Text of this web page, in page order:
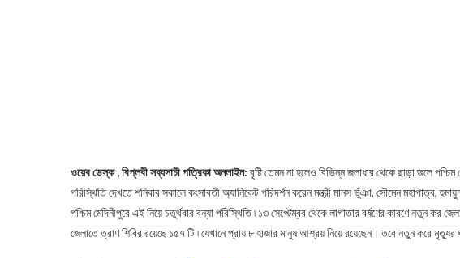
ওয়েব ডেস্ক , বিপ্লবী সব্যসাচী পত্রিকা অনলাইন: বৃষ্টি তেমন না হলেও বিভিন্ন জলাধার থেকে ছাড়া জলে
পরিস্থিতি দেখতে শনিবার সকালে কংসাবতী অ্যানিকেট পরিদর্শন করেন মন্ত্রী মানস ভুঁঞা, সৌমেন মহাপাত্র,
পশ্চিম মেদিনীপুরে এই নিয়ে চতুর্থবার বন্যা পরিস্থিতি ৷ ১৩ সেপ্টেম্বর থেকে লাগাতার বর্ষণের কারণে নতুন কর
জেলাতে ত্রাণ শিবির রয়েছে ১৫৭ টি ৷ যেখানে প্রায় ৮ হাজার মানুষ আশ্রয় নিয়ে রয়েছেন। তবে নতুন করে মৃত্যুর